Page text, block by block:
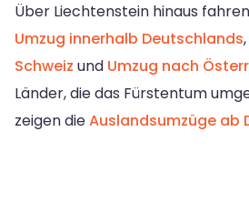
Über Liechtenstein hinaus
Umzug innerhalb Deutschlands,
Schweiz und Umzug nach
Länder, die das Fürstentum
zeigen dieAuslandsumzüge ab